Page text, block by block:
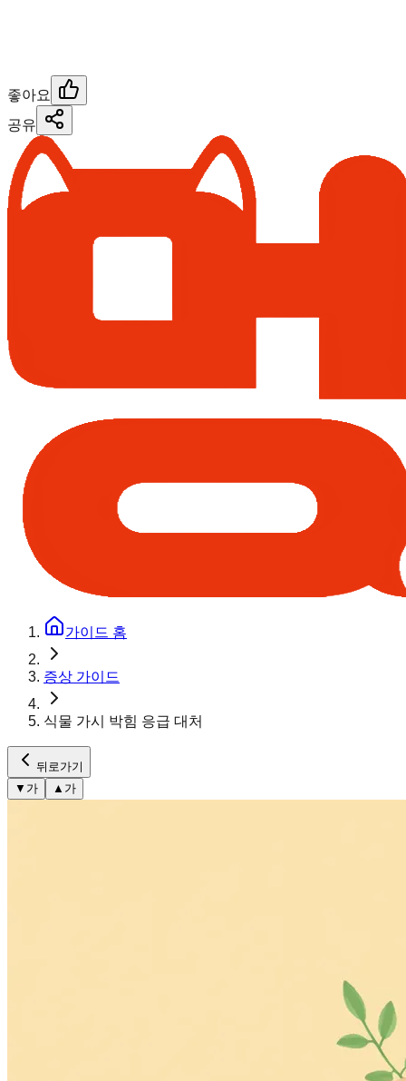
좋아요
공유
가이드 홈
증상 가이드
식물 가시 박힘 응급 대처
뒤로가기
▼ 가 ▲ 가